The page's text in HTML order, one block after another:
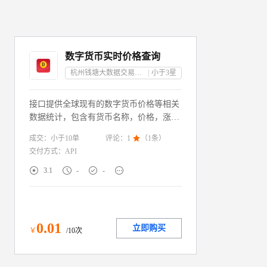
数字货币实时价格查询
杭州钱塘大数据交易中心有限公司 小于3星
接口提供全球现有的数字货币价格等相关
数据统计，包含有货币名称，价格，涨跌
值，流通量，总发行量，流通率，二十四
小时成交额，英文名，中文名，发行时
间，日期等数据维度
成交： 小于10单 评论： 1  （1条）
交付方式： API
 3.1  -  - 
￥ 0.01 /10次 立即购买